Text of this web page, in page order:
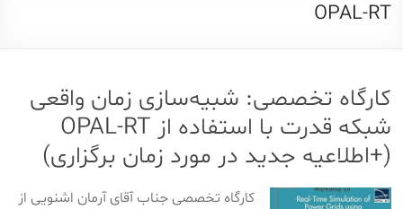
OPAL-RT
کارگاه تخصصی: شبیه‌سازی زمان واقعی
شبکه قدرت با استفاده از OPAL-RT
(+اطلاعیه جدید در مورد زمان برگزاری)
کارگاه تخصصی جناب آقای آرمان اشنویی از